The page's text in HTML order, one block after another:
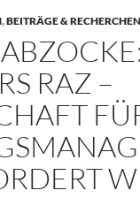
,BEITRÄGE & RECHERCHEN
RAZ –